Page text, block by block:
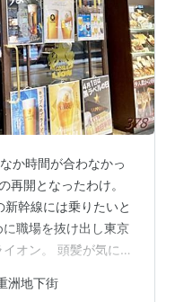
か時間が合わなかっ
再開となったわけ。
幹線には乗りたいと
職場を抜け出し東京
オン。 頭髪が気にな
う約束だったのだ
洲地下街